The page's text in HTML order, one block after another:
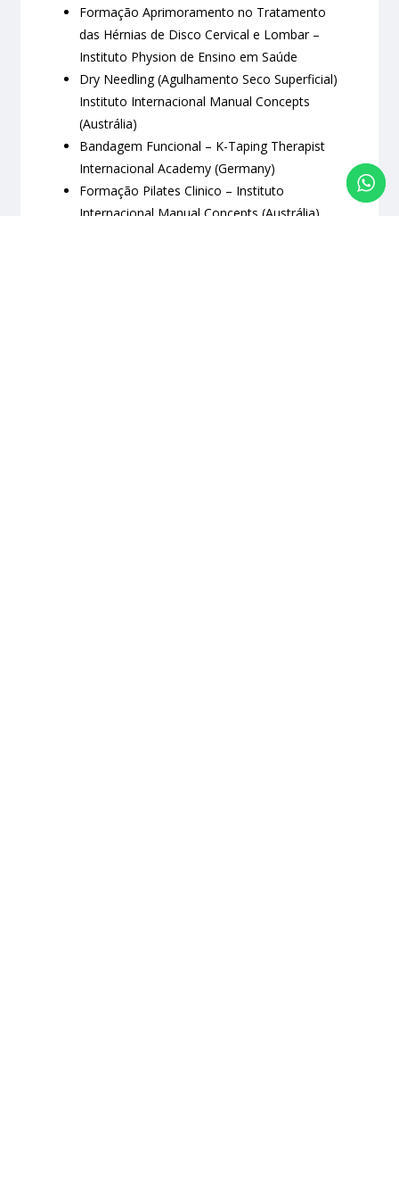
Formação Aprimoramento no Tratamento
das Hérnias de Disco Cervical e Lombar –
Instituto Physion de Ensino em Saúde
Dry Needling (Agulhamento Seco Superficial)
Instituto Internacional Manual Concepts
(Austrália)
Bandagem Funcional – K-Taping Therapist
Internacional Academy (Germany)
Formação Pilates Clinico – Instituto
Internacional Manual Concepts (Austrália)